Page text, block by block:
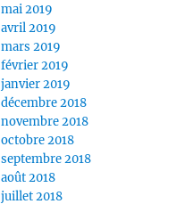
mai 2019
avril 2019
mars 2019
février 2019
janvier 2019
décembre 2018
novembre 2018
octobre 2018
septembre 2018
août 2018
juillet 2018